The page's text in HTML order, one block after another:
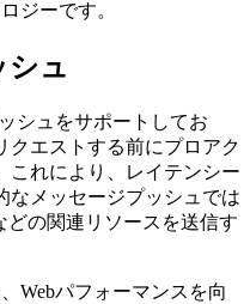
ジーです。
シュ
シュをサポートしてお
クエストする前にプロアク
これにより、レイテンシー
なメッセージプッシュでは
どの関連リソースを送信す
Webパフォーマンスを向